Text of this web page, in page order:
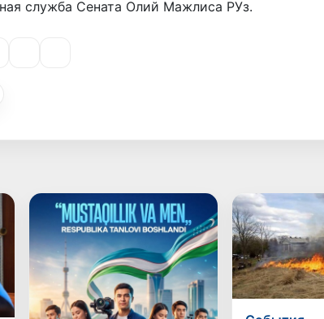
служба Сената Олий Мажлиса РУз.